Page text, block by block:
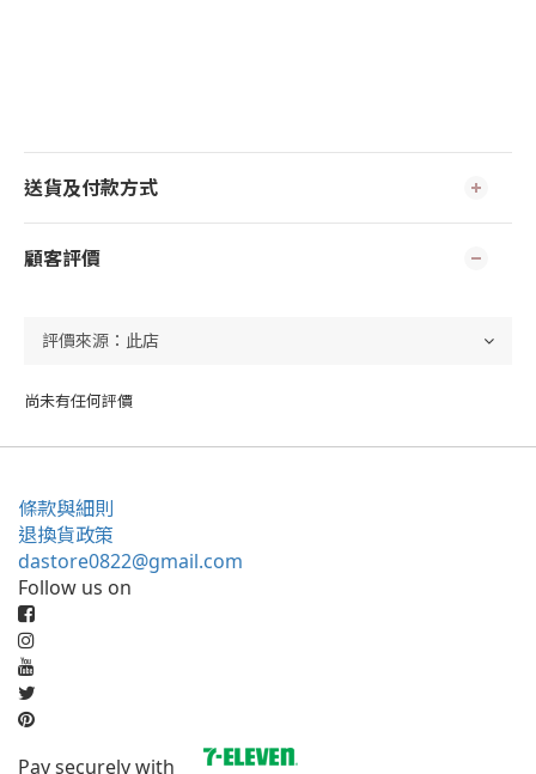
送貨及付款方式
顧客評價
尚未有任何評價
條款與細則
退換貨政策
dastore0822@gmail.com
Follow us on
Pay securely with